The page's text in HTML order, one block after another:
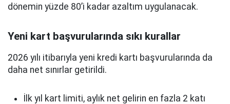
dönemin yüzde 80’i kadar azaltım uygulanacak.
Yeni kart başvurularında sıkı kurallar
2026 yılı itibarıyla yeni kredi kartı başvurularında da
daha net sınırlar getirildi.
İlk yıl kart limiti, aylık net gelirin en fazla 2 katı